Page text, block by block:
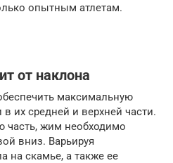
опытным атлетам.
от наклона
максимальную
их средней и верхней части.
часть, жим необходимо
вниз. Варьируя
на скамье, а также ее